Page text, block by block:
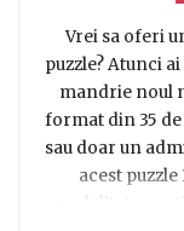
Vrei sa oferi
puzzle? Atunci
mandrie noul
format din 35 de
sau doar un
acest
modalitate